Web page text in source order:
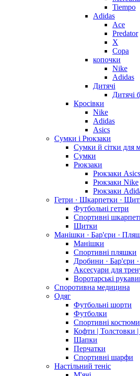
Tiempo
Adidas
Ace
Predator
X
Copa
копочки
Nike
Adidas
Дитячі
Дитячі
Кросівки
Nike
Adidas
Asics
Сумки і Рюкзаки
Сумки й сітки для
Сумки
Рюкзаки
Рюкзаки Asics
Рюкзаки Nike
Рюкзаки
Гетри · Шкарпетки ·
Футбольні гетри
Спортивні
Щитки
Манішки · Бар'єри ·
Манішки
Спортивні пляшки
Дробини · Бар'єри
Аксесуари для
Воротарські
Споротивна медицина
Одяг
Футбольні шорти
Футболки
Спортивні костюми
Кофти | Толстовки |
Шапки
Перчатки
Спортивні шарфи
Настільний теніс